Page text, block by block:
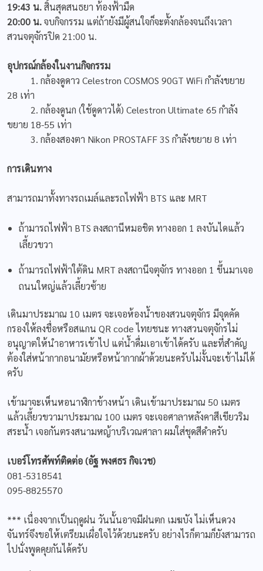
19:43 น.สิ้นสุดสนธยา ท้องฟ้ามืด
20:00 น.จบกิจกรรม แต่ถ้ายังมีผู้สนใจก็จะตั้งกล้องจนถึงเวลา
สวนจตุจักรปิด 21:00 น.
อุปกรณ์กล้องในงานกิจกรรม
1. กล้องดูดาว Celestron COSMOS 90GT WiFi กำลังขยาย
28 เท่า
2. กล้องดูนก (ใช้ดูดาวได้) Celestron Ultimate 65 กำลัง
ขยาย 18-55 เท่า
3. กล้องสองตา Nikon PROSTAFF 3S กำลังขยาย 8 เท่า
การเดินทาง
สามารถมาทั้งทางรถเมล์และรถไฟฟ้า BTS และ MRT
ถ้ามารถไฟฟ้า BTS ลงสถานีหมอชิต ทางออก 1 ลงบันไดแล้ว
เลี้ยวขวา
ถ้ามารถไฟฟ้าใต้ดิน MRT ลงสถานีจตุจักร ทางออก 1 ขึ้นมาเจอ
ถนนใหญ่แล้วเลี้ยวซ้าย
เดินมาประมาณ 10 เมตร จะเจอห้องน้ำของสวนจตุจักร มีจุดคัด
กรองให้ลงชื่อหรือสแกน QR code ไทยชนะ ทางสวนจตุจักรไม่
อนุญาตให้นำอาหารเข้าไป แต่น้ำดื่มเอาเข้าได้ครับ และที่สำคัญ
ต้องใส่หน้ากากอนามัยหรือหน้ากากผ้าด้วยนะครับไม่งั้นจะเข้าไม่ได้
ครับ
เข้ามาจะเห็นหอนาฬิกาข้างหน้า เดินเข้ามาประมาณ 50 เมตร
แล้วเลี้ยวขวามาประมาณ 100 เมตร จะเจอศาลาหลังคาสีเขียวริม
สระน้ำ เจอกันตรงสนามหญ้าบริเวณศาลา ผมใส่ชุดสีดำครับ
เบอร์โทรศัพท์ติดต่อ (อัฐ พงศธร กิจเวช)
081-5318541
095-8825570
*** เนื่องจากเป็นฤดูฝน วันนั้นอาจมีฝนตก เมฆบัง ไม่เห็นดวง
จันทร์จึงขอให้เตรียมเผื่อใจไว้ด้วยนะครับ อย่างไรก็ตามก็ยังสามารถ
ไปนั่งพูดคุยกันได้ครับ